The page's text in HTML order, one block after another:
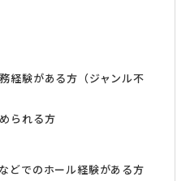
経験がある方（ジャンル不
られる方
どでのホール経験がある方